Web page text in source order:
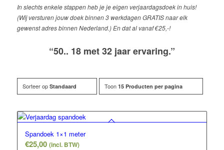
In slechts enkele stappen heb je je eigen verjaardagsdoek in huis!
(Wij versturen jouw doek binnen 3 werkdagen GRATIS naar elk
gewenst adres binnen Nederland.) En dat al vanaf €25,-!
“50.. 18 met 32 jaar ervaring.”
Sorteer op Standaard Toon 15 Producten per pagina
Spandoek 1×1 meter
€25,00 (incl. BTW)